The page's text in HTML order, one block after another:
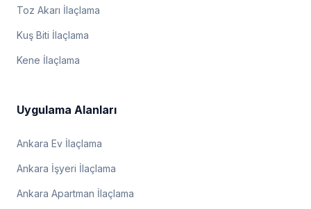
Toz Akarı İlaçlama
Kuş Biti İlaçlama
Kene İlaçlama
Uygulama Alanları
Ankara Ev İlaçlama
Ankara İşyeri İlaçlama
Ankara Apartman İlaçlama